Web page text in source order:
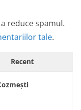
reduce spamul.
tale.
Recent